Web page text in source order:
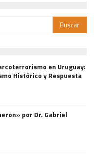
en Uruguay:
Histórico y Respuesta
por Dr. Gabriel